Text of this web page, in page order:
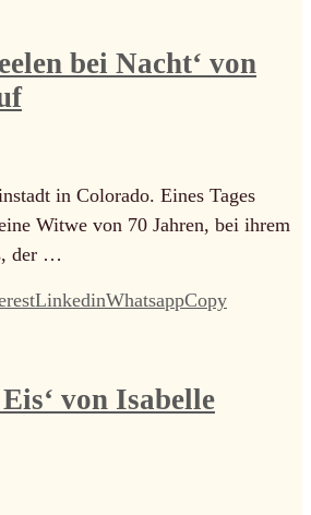
bei Nacht‘ von
in Colorado. Eines Tages
Witwe von 70 Jahren, bei ihrem
der …
LinkedinWhatsappCopy
von Isabelle